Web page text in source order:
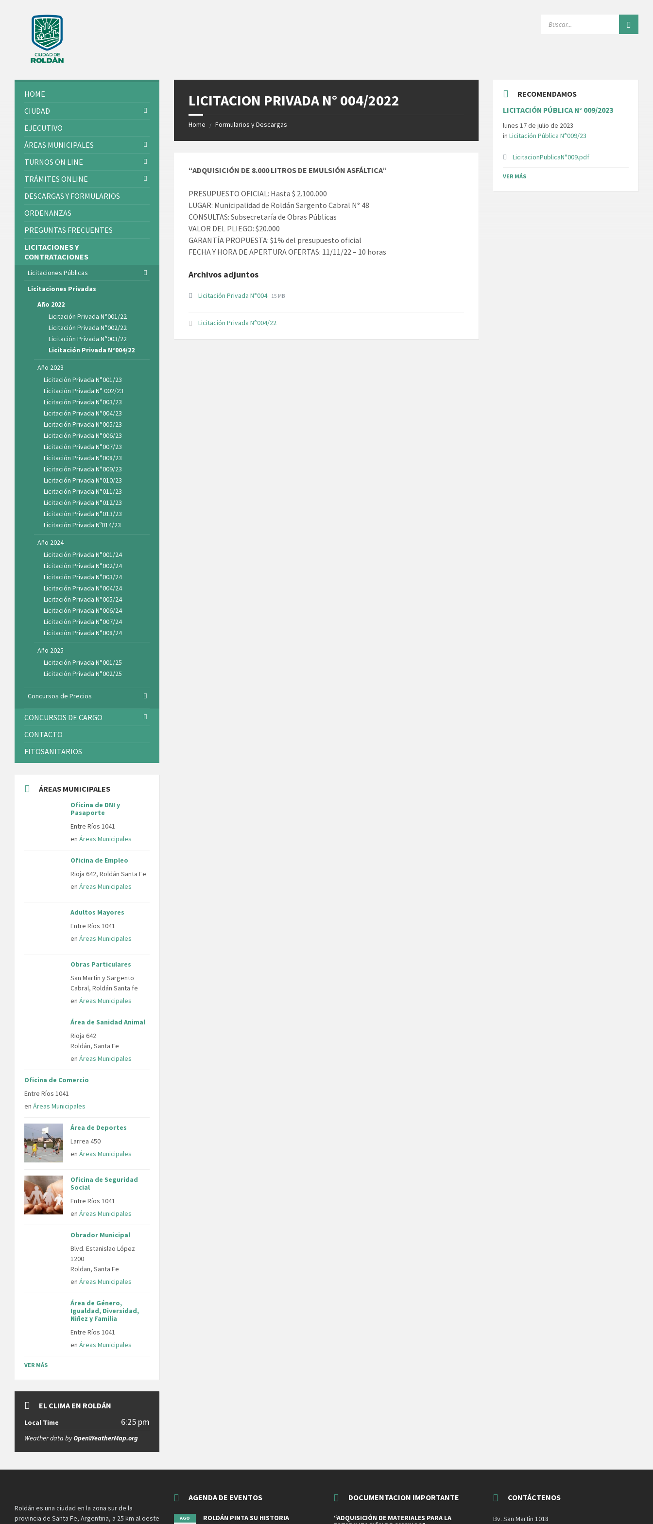
LICITACION PRIVADA N° 004/2022
Home / Formularios y Descargas
“ADQUISICIÓN DE 8.000 LITROS DE EMULSIÓN ASFÁLTICA”
PRESUPUESTO OFICIAL: Hasta $ 2.100.000
LUGAR: Municipalidad de Roldán Sargento Cabral N° 48
CONSULTAS: Subsecretaría de Obras Públicas
VALOR DEL PLIEGO: $20.000
GARANTÍA PROPUESTA: $1% del presupuesto oficial
FECHA Y HORA DE APERTURA OFERTAS: 11/11/22 – 10 horas
Archivos adjuntos
Licitación Privada N°004 File
File
15 MB
Licitación Privada N°004/22
HOME
CIUDAD
EJECUTIVO
ÁREAS MUNICIPALES
TURNOS ON LINE
TRÁMITES ONLINE
DESCARGAS Y FORMULARIOS
ORDENANZAS
PREGUNTAS FRECUENTES
LICITACIONES Y
CONTRATACIONES
Licitaciones Públicas
Licitaciones Privadas
Año 2022
Licitación Privada N°001/22
Licitación Privada N°002/22
Licitación Privada N°003/22
Licitación Privada N°004/22
Año 2023
Licitación Privada N°001/23
Licitación Privada N° 002/23
Licitación Privada N°003/23
Licitación Privada N°004/23
Licitación Privada N°005/23
Licitación Privada N°006/23
Licitación Privada N°007/23
Licitación Privada N°008/23
Licitación Privada N°009/23
Licitación Privada N°010/23
Licitación Privada N°011/23
Licitación Privada N°012/23
Licitación Privada N°013/23
Licitación Privada Nº014/23
Año 2024
Licitación Privada N°001/24
Licitación Privada N°002/24
Licitación Privada N°003/24
Licitación Privada N°004/24
Licitación Privada N°005/24
Licitación Privada N°006/24
Licitación Privada N°007/24
Licitación Privada N°008/24
Año 2025
Licitación Privada N°001/25
Licitación Privada N°002/25
Concursos de Precios
CONCURSOS DE CARGO
CONTACTO
FITOSANITARIOS
ÁREAS MUNICIPALES
Oficina de DNI y
Pasaporte
Entre Ríos 1041
en Áreas Municipales
Oficina de Empleo
Rioja 642, Roldán Santa Fe
en Áreas Municipales
Adultos Mayores
Entre Ríos 1041
en Áreas Municipales
Obras Particulares
San Martin y Sargento
Cabral, Roldán Santa fe
en Áreas Municipales
Área de Sanidad Animal
Rioja 642
Roldán, Santa Fe
en Áreas Municipales
Oficina de Comercio
Entre Ríos 1041
en Áreas Municipales
Área de Deportes
Larrea 450
en Áreas Municipales
Oficina de Seguridad
Social
Entre Ríos 1041
en Áreas Municipales
Obrador Municipal
Blvd. Estanislao López
1200
Roldan, Santa Fe
en Áreas Municipales
Área de Género,
Igualdad, Diversidad,
Niñez y Familia
Entre Ríos 1041
en Áreas Municipales
VER MÁS
EL CLIMA EN ROLDÁN
Local Time 6:25 pm
Weather data byOpenWeatherMap.org
RECOMENDAMOS
LICITACIÓN PÚBLICA N° 009/2023
lunes 17 de julio de 2023
inLicitación Pública N°009/23
LicitacionPublicaN°009.pdf
VER MÁS
Roldán es una ciudad en la zona sur de la
provincia de Santa Fe, Argentina, a 25 km al oeste
AGENDA DE EVENTOS
AGO ROLDÁN PINTA SU HISTORIA
DOCUMENTACION IMPORTANTE
“ADQUISICIÓN DE MATERIALES PARA LA
CONTÁCTENOS
Bv. San Martín 1018